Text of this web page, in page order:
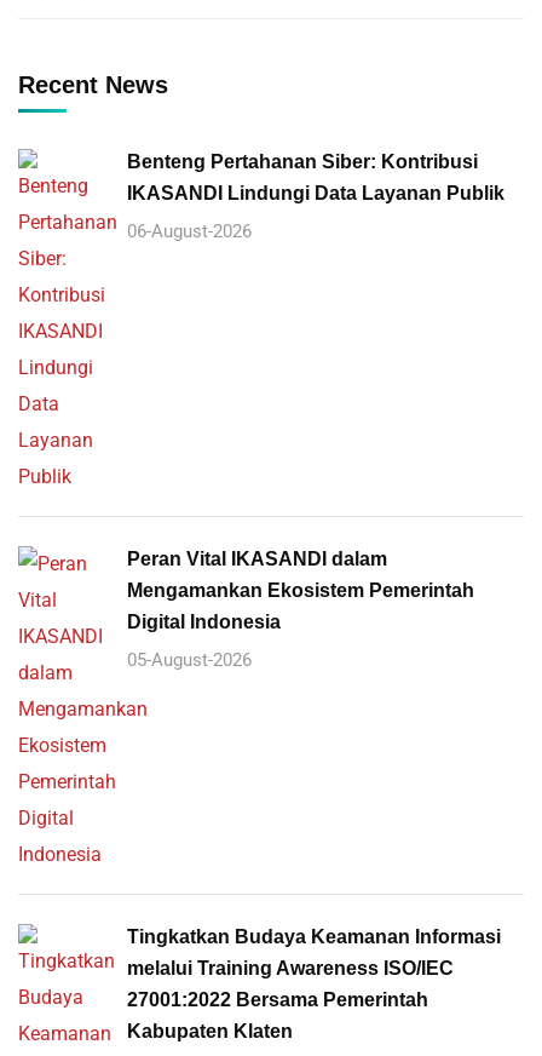
Recent News
Benteng Pertahanan Siber: Kontribusi
IKASANDI Lindungi Data Layanan Publik
06-August-2026
Peran Vital IKASANDI dalam
Mengamankan Ekosistem Pemerintah
Digital Indonesia
05-August-2026
Tingkatkan Budaya Keamanan Informasi
melalui Training Awareness ISO/IEC
27001:2022 Bersama Pemerintah
Kabupaten Klaten